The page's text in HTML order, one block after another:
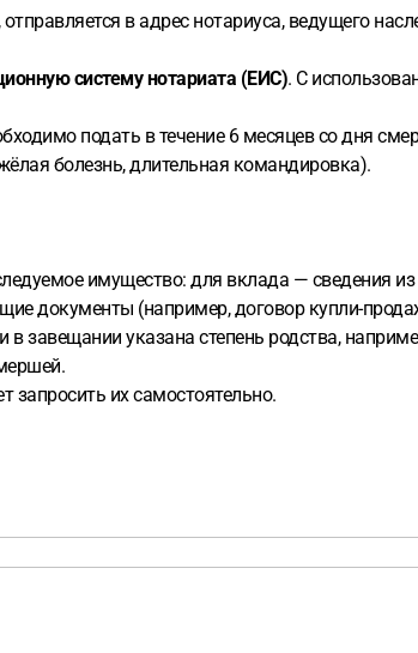
отправляется в адрес нотариуса, ведущего
систему нотариата (ЕИС). С
подать в течение 6 месяцев со дня
болезнь, длительная командировка).
имущество: для вклада — сведения
документы (например, договор купли-
завещании указана степень родства,
запросить их самостоятельно.